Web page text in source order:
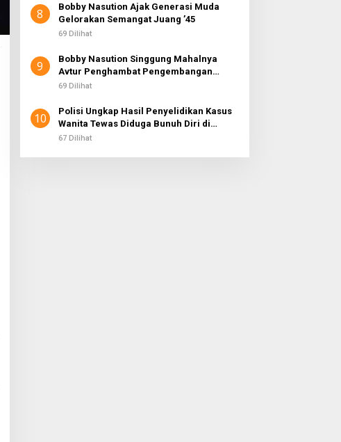
8
Bobby Nasution Ajak Generasi Muda
Gelorakan Semangat Juang ’45
69 Dilihat
9
Bobby Nasution Singgung Mahalnya
Avtur Penghambat Pengembangan
Industri Penerbangan di Sumut
69 Dilihat
10
Polisi Ungkap Hasil Penyelidikan Kasus
Wanita Tewas Diduga Bunuh Diri di
Komplek Bumi Asri Medan
67 Dilihat